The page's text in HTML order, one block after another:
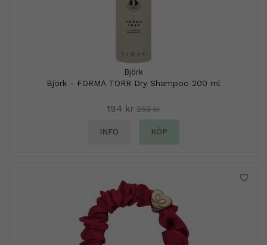
Björk
Björk - FORMA TORR Dry Shampoo 200 ml
194 kr 259 kr
INFO KÖP